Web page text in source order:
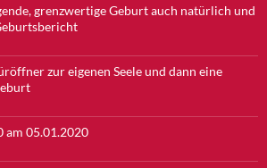
grenzwertige Geburt auch natürlich und
zur eigenen Seele und dann eine
am 05.01.2020